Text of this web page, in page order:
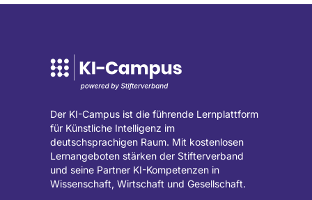
Der KI-Campus ist die führende Lernplattform
für Künstliche Intelligenz im
deutschsprachigen Raum. Mit kostenlosen
Lernangeboten stärken der Stifterverband
und seine Partner KI-Kompetenzen in
Wissenschaft, Wirtschaft und Gesellschaft.